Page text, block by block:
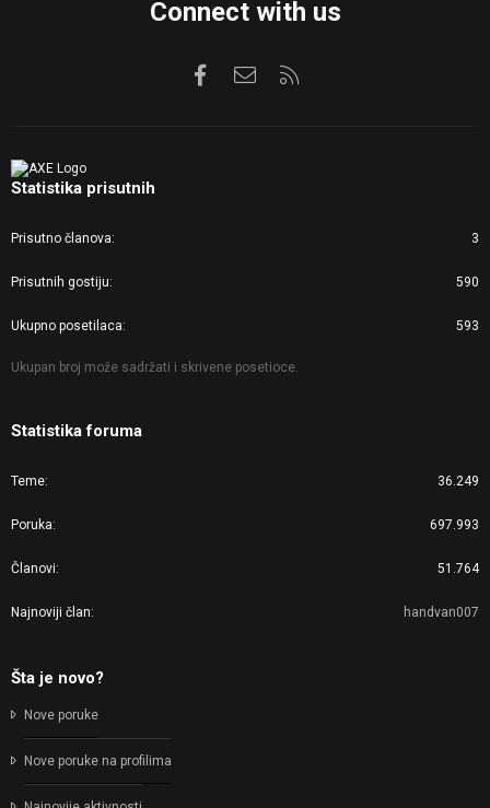
Connect with us
FacebookKontaktirajte nas
Statistika prisutnih
Prisutno članova 3
Prisutnih gostiju 590
Ukupno posetilaca 593
Ukupan broj može sadržati i skrivene posetioce.
Statistika foruma
Teme 36.249
Poruka 697.993
Članovi 51.764
Najnoviji član handvan007
Šta je novo?
Nove poruke
Nove poruke na profilima